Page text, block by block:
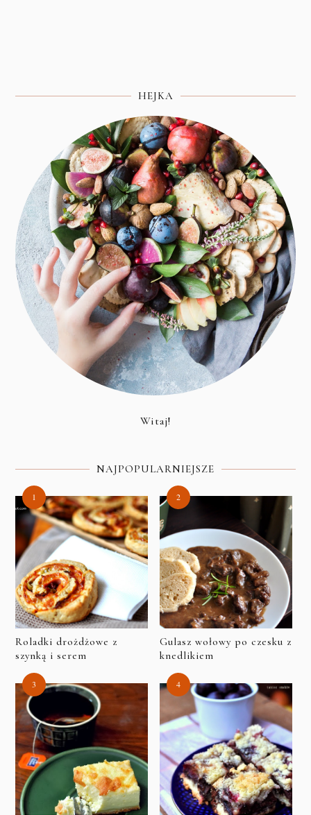
HEJKA
Witaj!
NAJPOPULARNIEJSZE
Roladki drożdżowe z
szynką i serem
Gulasz wołowy po czesku z
knedlikiem